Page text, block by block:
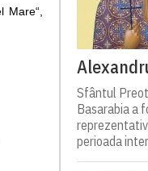
Mare“,
Sfântul
Basarabia a
perioada